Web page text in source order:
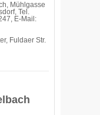
Mühlgasse
Tel.
E-Mail:
Fuldaer Str.